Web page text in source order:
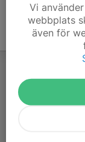
Vi
webbplats
även för